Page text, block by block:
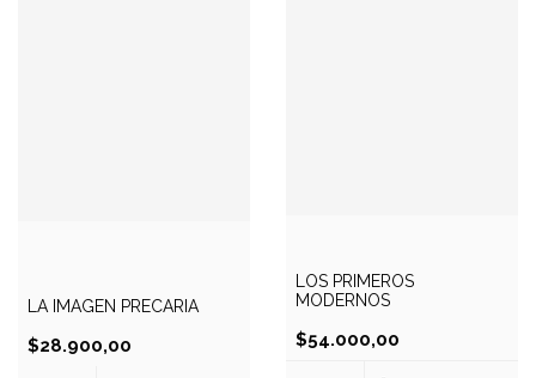
LA IMAGEN PRECARIA
$28.900,00
LOS PRIMEROS
MODERNOS
$54.000,00